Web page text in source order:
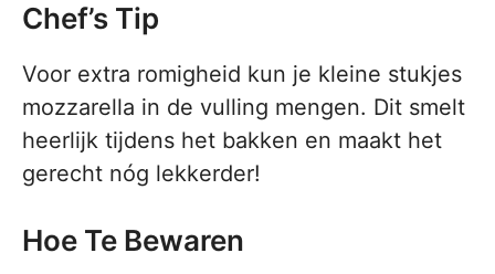
Chef’s Tip
Voor extra romigheid kun je kleine stukjes
mozzarella in de vulling mengen. Dit smelt
heerlijk tijdens het bakken en maakt het
gerecht nóg lekkerder!
Hoe Te Bewaren